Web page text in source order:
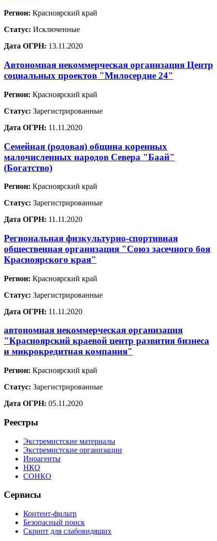
Регион: Красноярский край
Статус: Исключенные
Дата ОГРН: 13.11.2020
Автономная некоммерческая организация Центр
социальных проектов "Милосердие 24"
Регион: Красноярский край
Статус: Зарегистрированные
Дата ОГРН: 11.11.2020
Семейная (родовая) община коренных
малочисленных народов Севера "Баай"
(Богатство)
Регион: Красноярский край
Статус: Зарегистрированные
Дата ОГРН: 11.11.2020
Региональная физкультурно-спортивная
общественная организация "Союз засечного боя
Красноярского края"
Регион: Красноярский край
Статус: Зарегистрированные
Дата ОГРН: 11.11.2020
автономная некоммерческая организация
"Красноярский краевой центр развития бизнеса
и микрокредитная компания"
Регион: Красноярский край
Статус: Зарегистрированные
Дата ОГРН: 05.11.2020
Реестры
Экстремистские материалы
Экстремистские организации
Иноагенты
НКО
СОНКО
Сервисы
Контент-фильтр
Безопасный поиск
Скрипт для слабовидящих